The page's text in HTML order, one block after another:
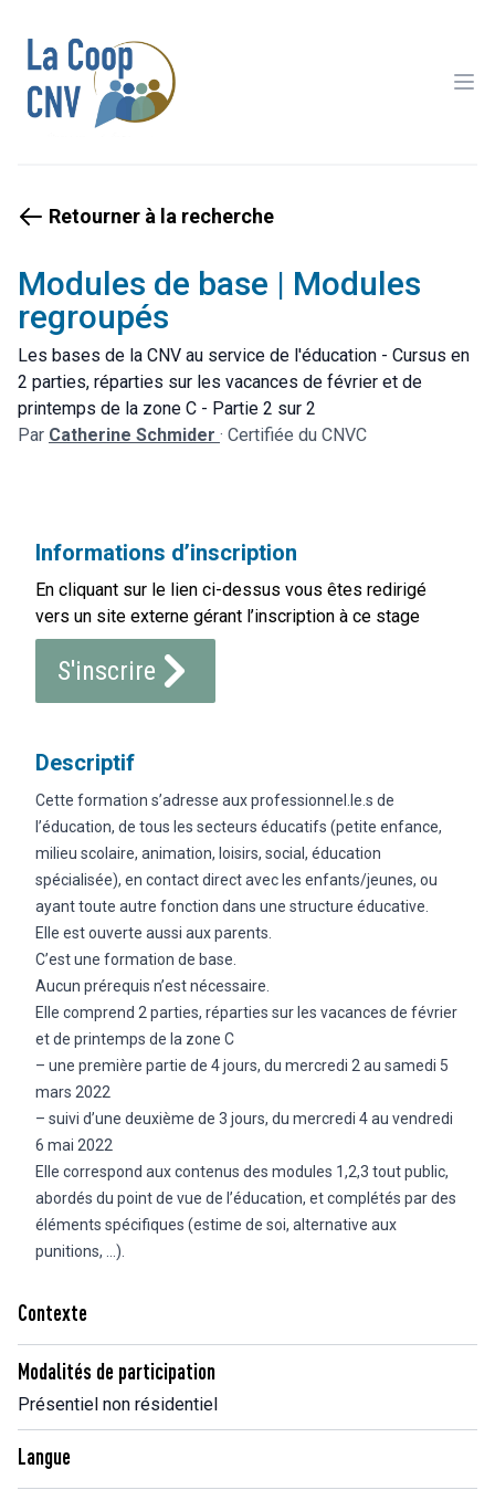
Retourner à la recherche
Modules de base | Modules
regroupés
Les bases de la CNV au service de l'éducation - Cursus en
2 parties, réparties sur les vacances de février et de
printemps de la zone C - Partie 2 sur 2
Par Catherine Schmider · Certifiée du CNVC
Contexte
Modalités de participation
Présentiel non résidentiel
Langue
Informations d’inscription
En cliquant sur le lien ci-dessus vous êtes redirigé
vers un site externe gérant l’inscription à ce stage
S'inscrire
Descriptif
Cette formation s’adresse aux professionnel.le.s de
l’éducation, de tous les secteurs éducatifs (petite enfance,
milieu scolaire, animation, loisirs, social, éducation
spécialisée), en contact direct avec les enfants/jeunes, ou
ayant toute autre fonction dans une structure éducative.
Elle est ouverte aussi aux parents.
C’est une formation de base.
Aucun prérequis n’est nécessaire.
Elle comprend 2 parties, réparties sur les vacances de février
et de printemps de la zone C
– une première partie de 4 jours, du mercredi 2 au samedi 5
mars 2022
– suivi d’une deuxième de 3 jours, du mercredi 4 au vendredi
6 mai 2022
Elle correspond aux contenus des modules 1,2,3 tout public,
abordés du point de vue de l’éducation, et complétés par des
éléments spécifiques (estime de soi, alternative aux
punitions, …).